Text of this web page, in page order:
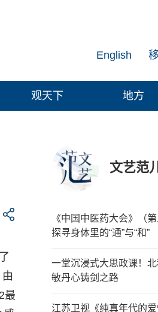
English
观天下 地方
最
文艺范
《中国中医药大会》（
探寻身体里的“通”与“和”
一堂沉浸式大思政课！
敏丹心铸剑之路
江苏卫视《纯真年代的